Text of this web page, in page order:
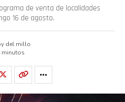
de venta de localidades
16 de agosto.
del millo
minutos